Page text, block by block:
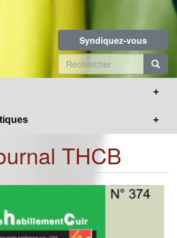
Syndiquez-vous
Formulaire
de
THCB